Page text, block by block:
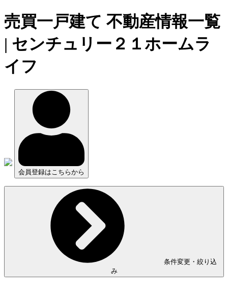
売買一戸建て 不動産情報一覧
| センチュリー２１ホームラ
イフ
会員登録はこちらから
条件変更・絞り込
み